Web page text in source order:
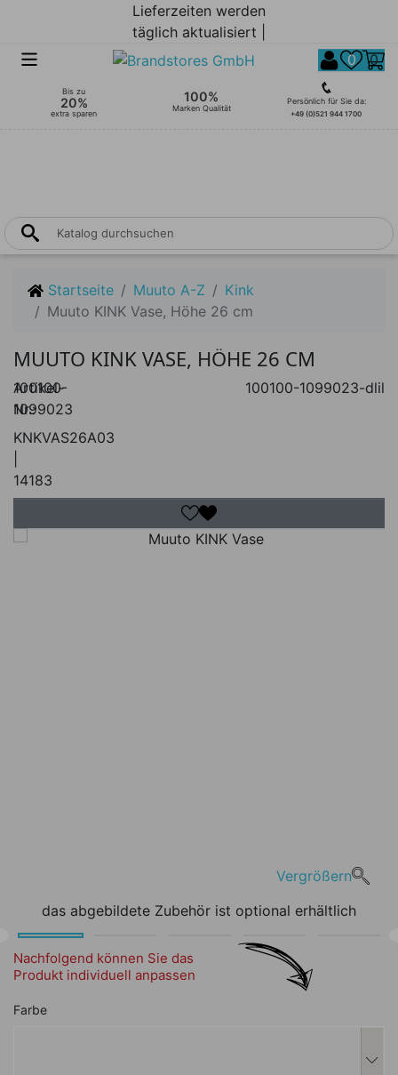
Lieferzeiten werden
täglich aktualisiert |
0
0
Bis zu
20%
extra sparen
100%
Marken Qualität
Persönlich für Sie da:
+49 (0)521 944 1700
Startseite Muuto A-Z
Kink
Muuto KINK Vase, Höhe 26 cm
MUUTO KINK VASE, HÖHE 26 CM
Artikel-
Nr.:
KNKVAS26A03
14183
100100-
1099023
100100-1099023-dlil
Vergrößern
das abgebildete Zubehör ist optional erhältlich
Nachfolgend können Sie das
Produkt individuell anpassen
Nachfolgend können Sie das
Farbe